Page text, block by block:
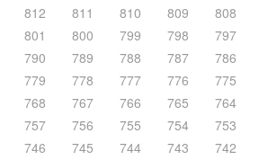
812 811 810 809 808
801 800 799 798 797
790 789 788 787 786
779 778 777 776 775
768 767 766 765 764
757 756 755 754 753
746 745 744 743 742